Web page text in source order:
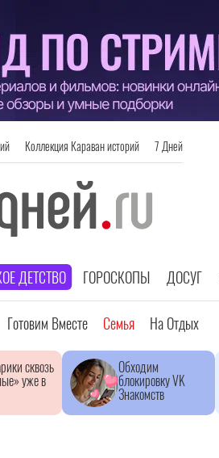
Коллекция Караван историй 7 Дней
ДЕТСТВО ГОРОСКОПЫ ДОСУГ
Готовим Вместе Семья На Отдых
сквозь
уже в
Обходим
блокировку VK
Знакомств